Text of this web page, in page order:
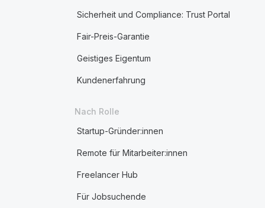
Sicherheit und Compliance: Trust Portal
Fair-Preis-Garantie
Geistiges Eigentum
Kundenerfahrung
Nach Rolle
Startup-Gründer:innen
Remote für Mitarbeiter:innen
Freelancer Hub
Für Jobsuchende